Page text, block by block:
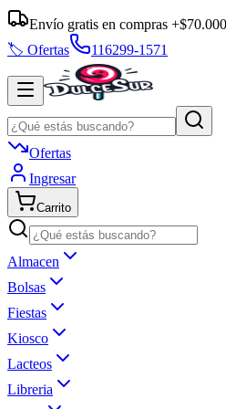
Envío gratis en compras +$70.000
🏷️ Ofertas
116299-1571
Ofertas
Ingresar
Carrito
Almacen
Bolsas
Fiestas
Kiosco
Lacteos
Libreria